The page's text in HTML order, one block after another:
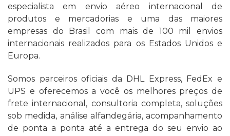
especialista em envio aéreo internacional de
produtos e mercadorias e uma das maiores
empresas do Brasil com mais de 100 mil envios
internacionais realizados para os Estados Unidos e
Europa.
Somos parceiros oficiais da DHL Express, FedEx e
UPS e oferecemos a você os melhores preços de
frete internacional, consultoria completa, soluções
sob medida, análise alfandegária, acompanhamento
de ponta a ponta até a entrega do seu envio ao